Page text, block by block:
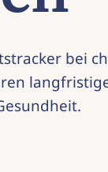
bei